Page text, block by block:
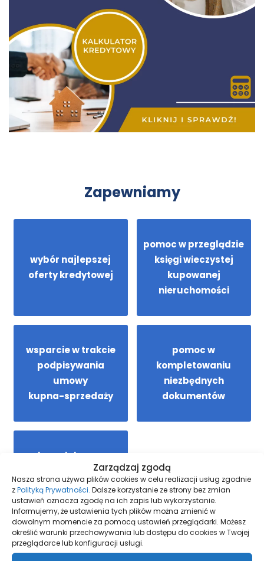
Zarządzaj zgodą
Nasza strona używa plików cookies w celu realizacji usług zgodnie
zPolityką Prywatności. Dalsze korzystanie ze strony bez zmian
ustawień oznacza zgodę na ich zapis lub wykorzystanie.
Informujemy, że ustawienia tych plików można zmienić w
dowolnym momencie za pomocą ustawień przeglądarki. Możesz
określić warunki przechowywania lub dostępu do cookies w Twojej
przeglądarce lub konfiguracji usługi.
Zapewniamy
wybór najlepszej
oferty kredytowej
pomoc w przeglądzie
księgi wieczystej
kupowanej
nieruchomości
wsparcie w trakcie
podpisywania
umowy
kupna-sprzedaży
pomoc w
kompletowaniu
niezbędnych
dokumentów
kompleksową
koordynację
całego procesu
kredytowego